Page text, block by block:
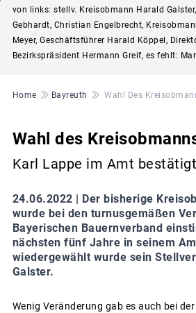
von links: stellv. Kreisobmann Harald
Gebhardt, Christian Engelbrecht,
Meyer, Geschäftsführer Harald Köppel,
Bezirkspräsident Hermann Greif, es fehlt:
Pfadnavigation
Home Bayreuth Wahl Des
Wahl des
Karl Lappe im Amt bestätigt
24.06.2022 |
Der bisherige
wurde bei den turnusgemäßen
Bayerischen Bauernverband
nächsten fünf Jahre in seinem
wiedergewählt wurde sein
Galster.
Wenig Veränderung gab es auch bei